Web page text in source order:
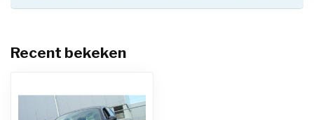
Recent bekeken